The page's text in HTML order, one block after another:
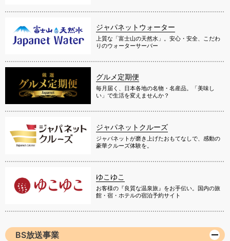
ジャパネットウォーター
上質な「富士山の天然水」。安心・安全、こだわ
りのウォーターサーバー
グルメ定期便
毎月届く、日本各地の名物・名産品。「美味し
い」で生活を変えませんか？
ジャパネットクルーズ
ジャパネットが磨き上げたおもてなしで、感動の
豪華クルーズ体験を。
ゆこゆこ
お客様の『良質な温泉旅』をお手伝い。国内の旅
館・宿・ホテルの宿泊予約サイト
BS放送事業